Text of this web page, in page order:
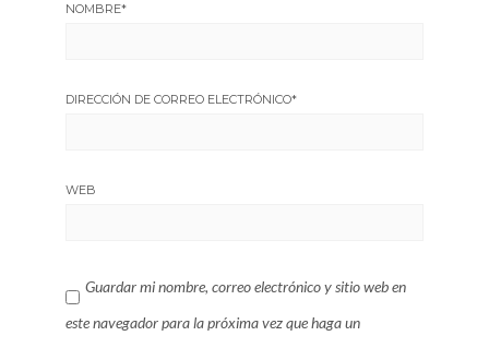
NOMBRE*
DIRECCIÓN DE CORREO ELECTRÓNICO*
WEB
Guardar mi nombre, correo electrónico y sitio web en
este navegador para la próxima vez que haga un